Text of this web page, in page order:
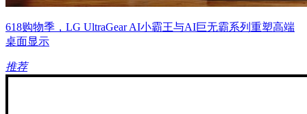
618购物季，LG UltraGear AI小霸王与AI巨无霸系列重塑高端
桌面显示
推荐